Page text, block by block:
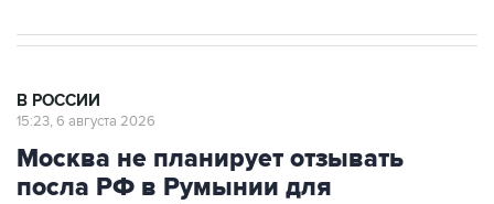
Москва не планирует отзывать
посла РФ в Румынии для
консультаций